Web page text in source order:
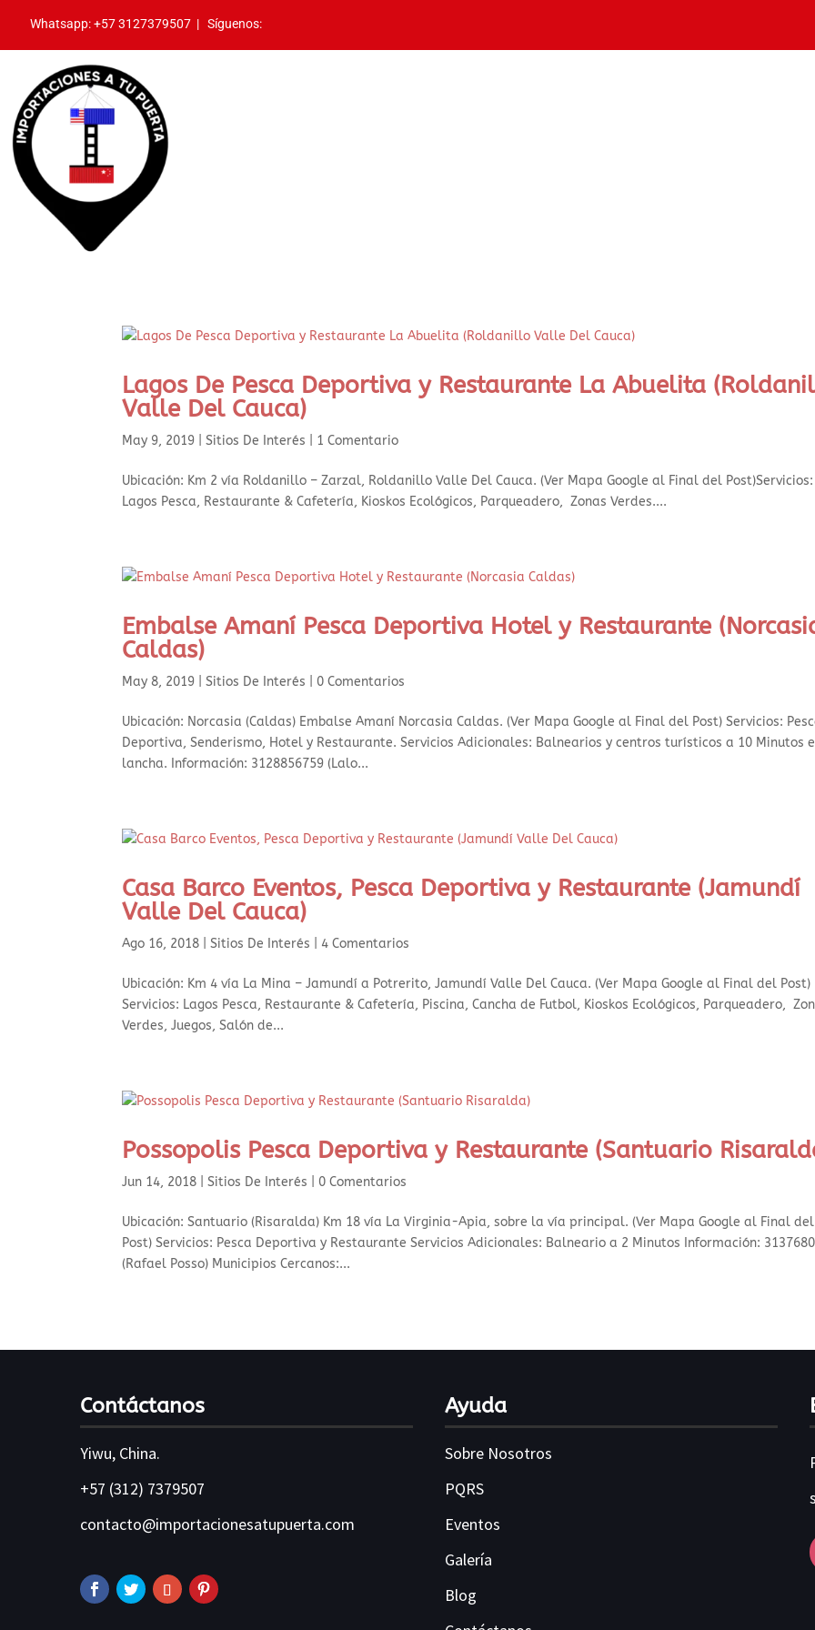
Whatsapp:+57 3127379507 | Síguenos:
Lagos De Pesca Deportiva y Restaurante La Abuelita
Valle Del Cauca)
May 9, 2019 |Sitios De Interés 1 Comentario
Ubicación: Km 2 vía Roldanillo – Zarzal, Roldanillo Valle Del Cauca. (Ver Mapa Google al Final del Post)Servicios:
Lagos Pesca, Restaurante & Cafetería, Kioskos Ecológicos, Parqueadero, Zonas Verdes....
Embalse Amaní Pesca Deportiva Hotel y Restaurante
Caldas)
May 8, 2019 |Sitios De Interés 0 Comentarios
Ubicación: Norcasia (Caldas) Embalse Amaní Norcasia Caldas. (Ver Mapa Google al Final del Post) Servicios:
Deportiva, Senderismo, Hotel y Restaurante. Servicios Adicionales: Balnearios y centros turísticos a 10 Minutos
lancha. Información: 3128856759 (Lalo...
Casa Barco Eventos, Pesca Deportiva y Restaurante (Jamundí
Valle Del Cauca)
Ago 16, 2018 |Sitios De Interés 4 Comentarios
Ubicación: Km 4 vía La Mina – Jamundí a Potrerito, Jamundí Valle Del Cauca. (Ver Mapa Google al Final del Post)
Servicios: Lagos Pesca, Restaurante & Cafetería, Piscina, Cancha de Futbol, Kioskos Ecológicos, Parqueadero,
Verdes, Juegos, Salón de...
Possopolis Pesca Deportiva y Restaurante (Santuario
Jun 14, 2018 |Sitios De Interés 0 Comentarios
Ubicación: Santuario (Risaralda) Km 18 vía La Virginia-Apia, sobre la vía principal. (Ver Mapa Google al Final del
Post) Servicios: Pesca Deportiva y Restaurante Servicios Adicionales: Balneario a 2 Minutos Información:
(Rafael Posso) Municipios Cercanos:...
Contáctanos
Yiwu, China.
+57 (312) 7379507
contacto@importacionesatupuerta.com
Ayuda
Sobre Nosotros
PQRS
Eventos
Galería
Blog